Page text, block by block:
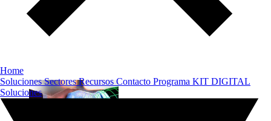
Home
SolucionesSectoresRecursos Contacto Programa KIT DIGITAL
Soluciones